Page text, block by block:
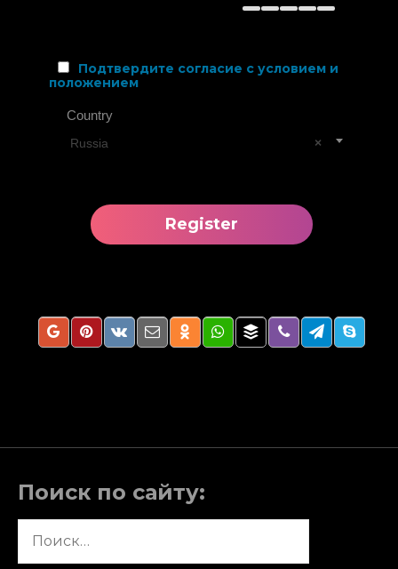
Подтвердите согласие с условием и
положением
Country
×
Russia
Поиск по сайту: